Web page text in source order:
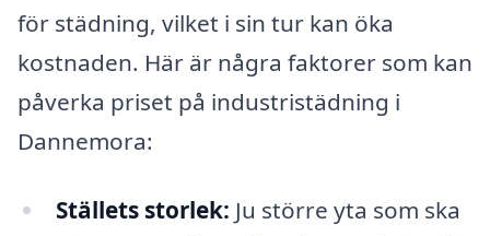
för städning, vilket i sin tur kan öka
kostnaden. Här är några faktorer som kan
påverka priset på industristädning i
Dannemora:
Ställets storlek: Ju större yta som ska